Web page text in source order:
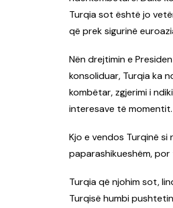
Turqia sot është jo
që prek sigurinë
Nën drejtimin e
konsoliduar, Turqia ka
kombëtar, zgjerimi i
interesave të momentit.
Kjo e vendos Turqinë
paparashikueshëm,
Turqia që njohim sot,
Turqisë humbi